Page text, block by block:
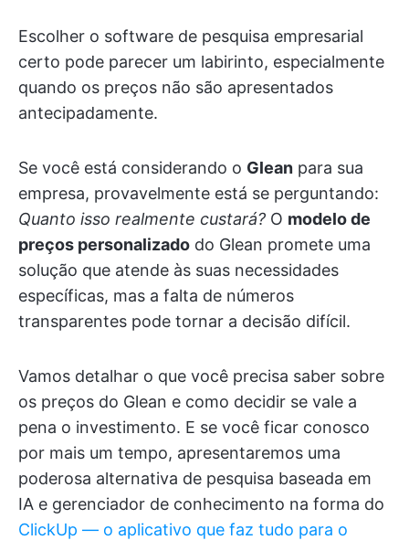
Escolher o software de pesquisa empresarial
certo pode parecer um labirinto, especialmente
quando os preços não são apresentados
antecipadamente.
Se você está considerando o Glean para sua
empresa, provavelmente está se perguntando:
Quanto isso realmente custará? O modelo de
preços personalizado do Glean promete uma
solução que atende às suas necessidades
específicas, mas a falta de números
transparentes pode tornar a decisão difícil.
Vamos detalhar o que você precisa saber sobre
os preços do Glean e como decidir se vale a
pena o investimento. E se você ficar conosco
por mais um tempo, apresentaremos uma
poderosa alternativa de pesquisa baseada em
IA e gerenciador de conhecimento na forma do
ClickUp — o aplicativo que faz tudo para o